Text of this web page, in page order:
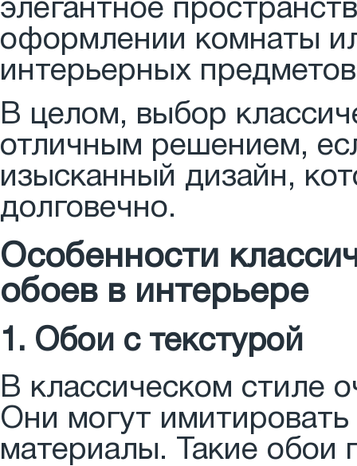
элегантное
оформлении комнаты
интерьерных
В целом, выбор
отличным решением,
изысканный дизайн,
долговечно.
Особенности
обоев в интерьере
1. Обои с текстурой
В классическом стиле
Они могут
материалы. Такие обои